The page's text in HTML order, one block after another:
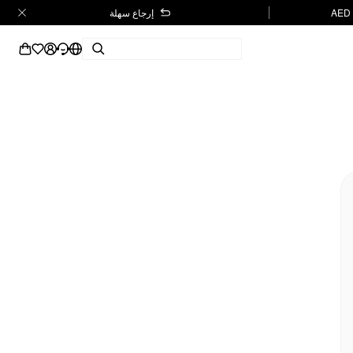
إرجاع سهلة